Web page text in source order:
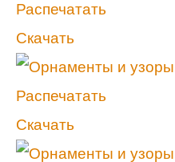
Распечатать
Скачать
Распечатать
Скачать